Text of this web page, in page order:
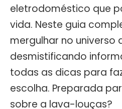
eletrodoméstico que
vida. Neste guia
mergulhar no universo
desmistificando
todas as dicas para
escolha. Preparada
sobre a lava-louças?